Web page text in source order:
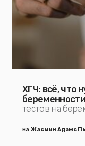
ХГЧ: всё, что
тестов на
на Жасмин Адамс